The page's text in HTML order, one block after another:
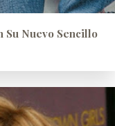
Su Nuevo Sencillo